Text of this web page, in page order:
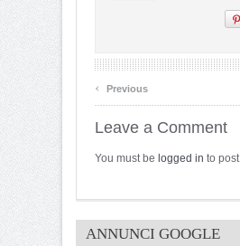
‹ Previous
Leave a Comment
You must be logged in to
ANNUNCI GOOGLE